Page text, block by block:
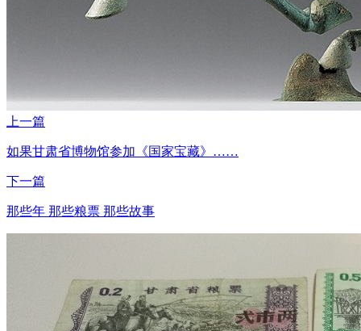
上一篇
如果甘肃省博物馆参加《国家宝藏》……
下一篇
那些年 那些粮票 那些故事